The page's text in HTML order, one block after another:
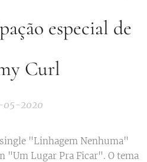
especial de
Curl
05-2020
"Linhagem Nenhuma"
"Um Lugar Pra Ficar". O tema